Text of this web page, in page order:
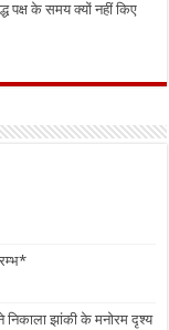
पक्ष के समय क्यों नहीं किए
निकाला झांकी के मनोरम दृश्य